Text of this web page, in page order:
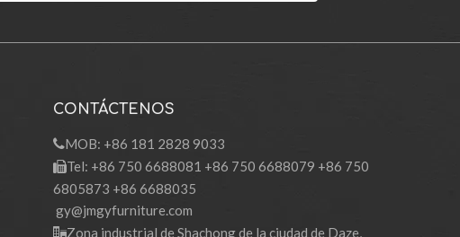
CONTÁCTENOS
MOB: +86 181 2828 9033
Tel: +86 750 6688081 +86 750 6688079 +86 750
6805873 +86 6688035
gy@jmgyfurniture.com
Zona industrial de Shachong de la ciudad de Daze,